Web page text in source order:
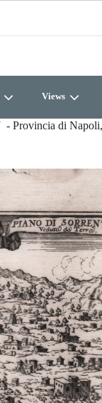
Views
- Provincia di